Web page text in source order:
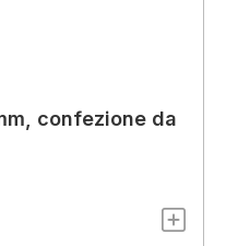
confezione da